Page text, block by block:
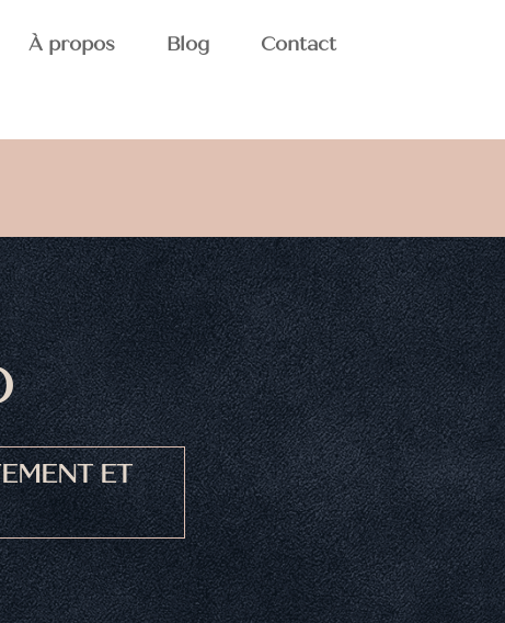
À propos Blog Contact
ET